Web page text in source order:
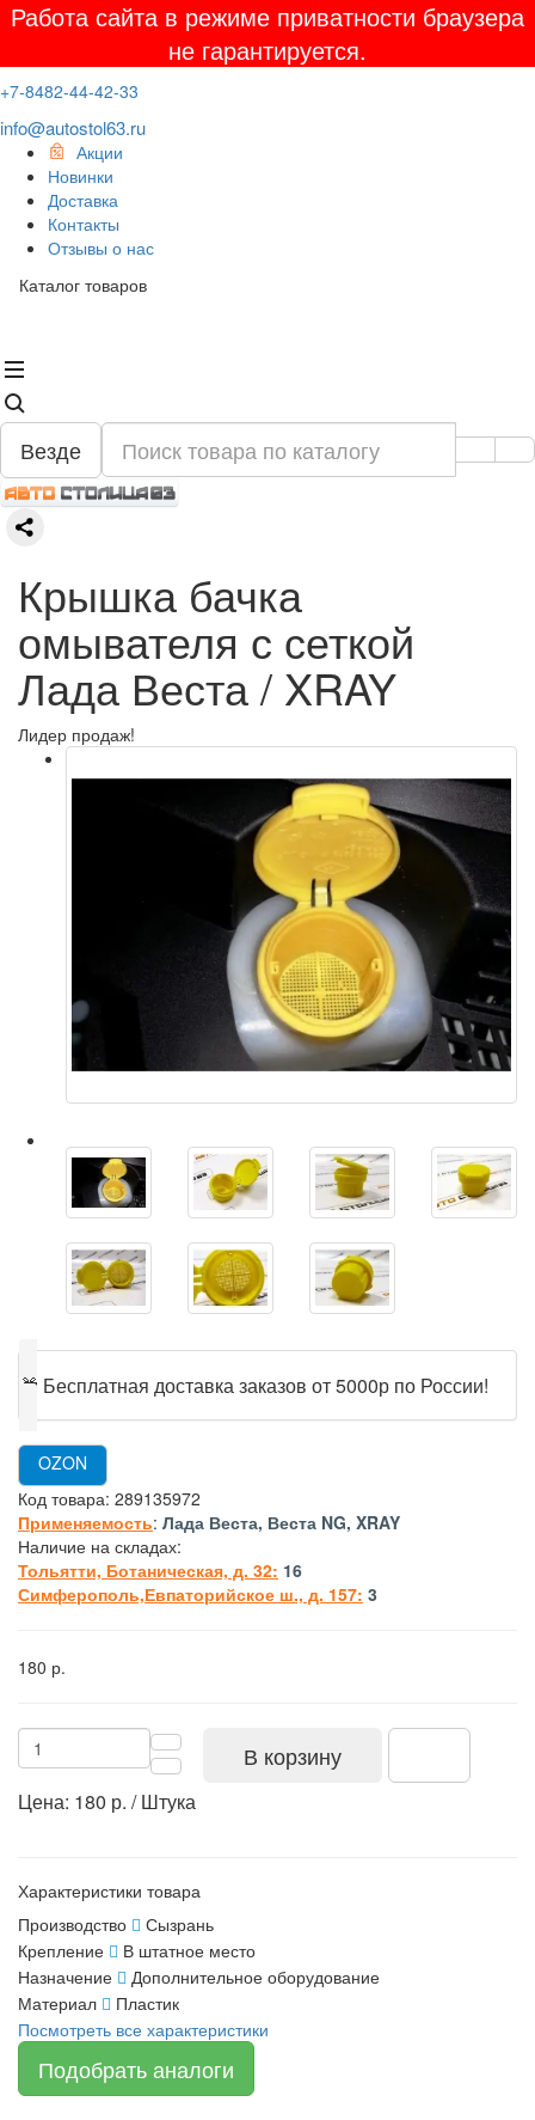
Работа сайта в режиме приватности браузера
не гарантируется.
+7-8482-44-42-33
info@autostol63.ru
Акции
Новинки
Доставка
Контакты
Отзывы о нас
Каталог товаров
Везде
Крышка бачка
омывателя с сеткой
Лада Веста / XRAY
Лидер продаж!
🎁 Бесплатная доставка заказов от 5000р по России!
OZON
Код товара: 289135972
Применяемость: Лада Веста, Веста NG, XRAY
Наличие на складах:
Тольятти, Ботаническая, д. 32: 16
Симферополь,Евпаторийское ш., д. 157: 3
180 р.
В корзину
Цена: 180 р. / Штука
Характеристики товара
Производство
Сызрань
Крепление
В штатное место
Назначение
Дополнительное оборудование
Материал
Пластик
Посмотреть все характеристики
Подобрать аналоги